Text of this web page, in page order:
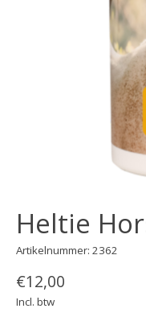
Heltie
Artikelnummer: 2362
€12,00
Incl. btw